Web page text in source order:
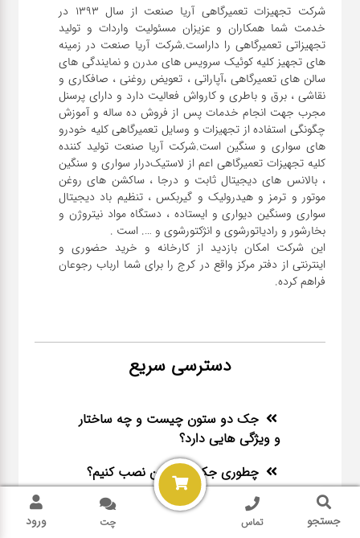
شرکت تجهیزات تعمیرگاهی آریا صنعت از سال ۱۳۹۳ در
خدمت شما همکاران و عزیزان مسئولیت واردات و تولید
تجهیزاتی تعمیرگاهی را داراست.شرکت آریا صنعت در زمینه
های تجهیز کلیه کوئیک سرویس های مدرن و نمایندگی های
سالن های تعمیرگاهی ،آپاراتی ، تعویض روغنی ، صافکاری و
نقاشی ، برق و باطری و کارواش فعالیت دارد و دارای پرسنل
مجرب جهت انجام خدمات پس از فروش ده ساله و آموزش
چگونگی استفاده از تجهیزات و وسایل تعمیرگاهی کلیه خودرو
های سواری و سنگین است.شرکت آریا صنعت تولید کننده
کلیه تجهیزات تعمیرگاهی اعم از لاستیک‌درار سواری و ‌سنگین
، بالانس های دیجیتال ثابت و درجا ، ساکشن های روغن
موتور و ترمز و هیدرولیک و گیربکس ، تنظیم باد دیجیتال
سواری و‌سنگین دیواری و ایستاده ، دستگاه مواد نیتروژن و
این شرکت امکان بازدید از کارخانه و خرید حضوری و
اینترنتی از دفتر مرکز واقع در کرج را برای شما ارباب رجوعان
فراهم کرده.
دسترسی سریع
جک دو ستون چیست و چه ساختار
و ویژگی هایی دارد؟
چطوری جک دوستون نصب کنیم؟
چگونه واکس لاستیک درست کنیم؟
جستجو تماس چت ورود